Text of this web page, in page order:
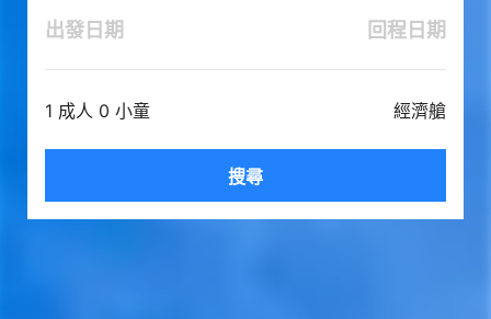
出發日期 回程日期
1 成人 0 小童 經濟艙
搜尋